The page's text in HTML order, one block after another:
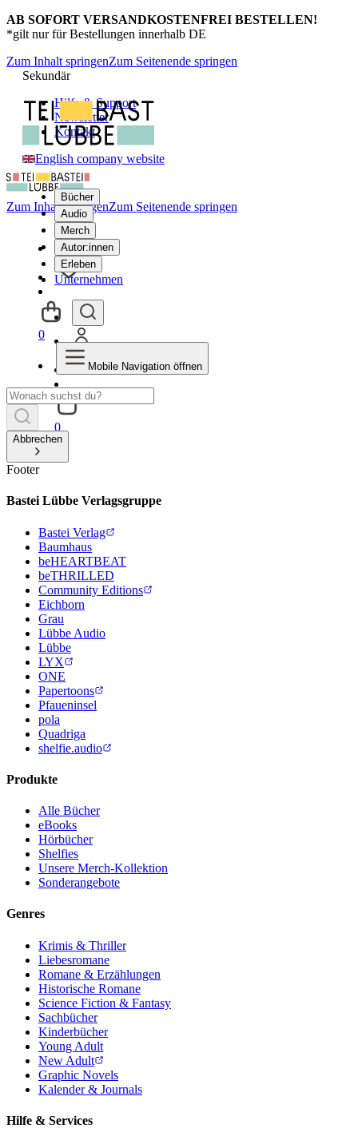
AB SOFORT VERSANDKOSTENFREI BESTELLEN!
*gilt nur für Bestellungen innerhalb DE
Zum Inhalt springenZum Seitenende springen
Sekundär
Hilfe & Support
Newsletter
Kontakt
English company website
Bücher
Audio
Merch
Autor:innen
Erleben
Unternehmen
0
Zum Inhalt springenZum Seitenende springen
0
Mobile Navigation öffnen
Abbrechen
Footer
Bastei Lübbe Verlagsgruppe
Bastei Verlag
Baumhaus
beHEARTBEAT
beTHRILLED
Community Editions
Eichborn
Grau
Lübbe Audio
Lübbe
LYX
ONE
Papertoons
Pfaueninsel
pola
Quadriga
shelfie.audio
Produkte
Alle Bücher
eBooks
Hörbücher
Shelfies
Unsere Merch-Kollektion
Sonderangebote
Genres
Krimis & Thriller
Liebesromane
Romane & Erzählungen
Historische Romane
Science Fiction & Fantasy
Sachbücher
Kinderbücher
Young Adult
New Adult
Graphic Novels
Kalender & Journals
Hilfe & Services